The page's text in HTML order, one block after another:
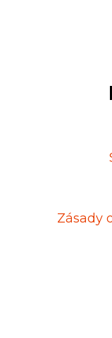
Zásady